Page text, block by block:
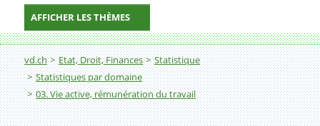
AFFICHER LES THÈMES
Fil d'Ariane
vd.ch Etat, Droit, Finances
Statistique
Statistiques par domaine
03. Vie active, rémunération du travail
Emplois dans la construction